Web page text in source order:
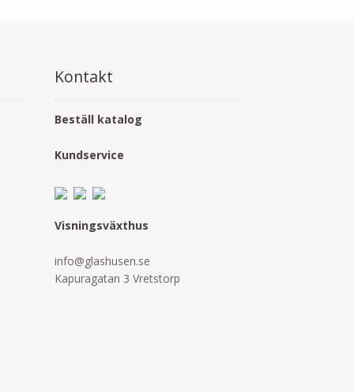
Kontakt
Beställ katalog
Kundservice
Visningsväxthus
info@glashusen.se
Kapuragatan 3 Vretstorp